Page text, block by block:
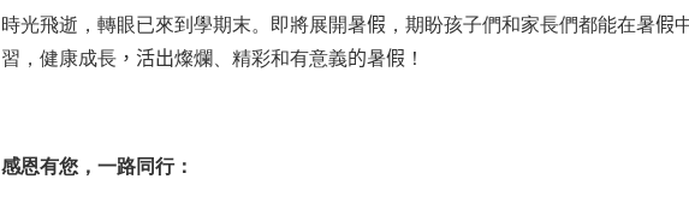
時光飛逝，轉眼已來到學期末。即將展開暑假 ，期盼孩子們和家長們都能在暑假
習，健康成長 ，活出燦爛、精彩和有意義的暑假 ！
感恩有您，一路同行：